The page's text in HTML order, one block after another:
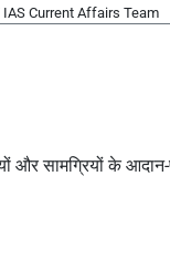
IAS Current Affairs Team
और सामग्रियों के